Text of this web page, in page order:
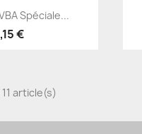
rapide
Spéciale...
€
article(s)